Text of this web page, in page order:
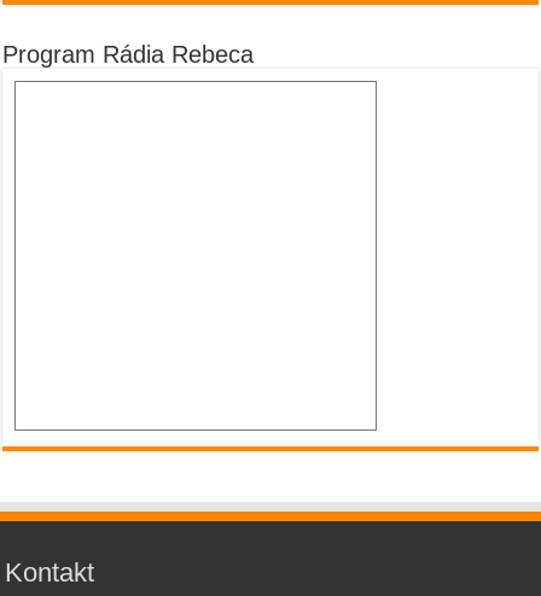
Program Rádia Rebeca
Kontakt